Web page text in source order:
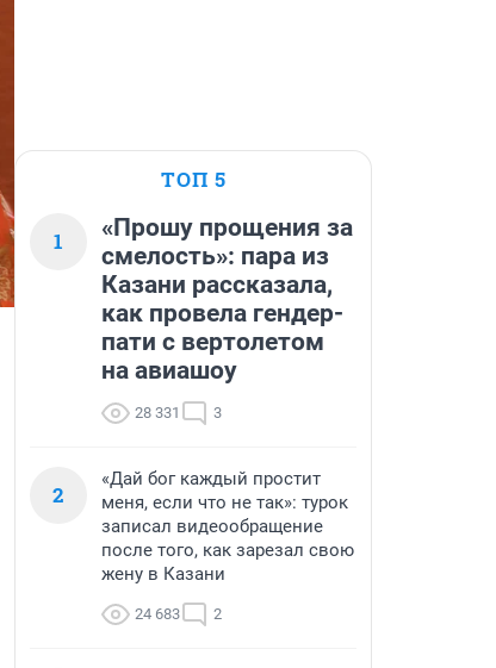
ТОП 5
1
«Прошу прощения за
смелость»: пара из
Казани рассказала,
как провела гендер-
пати с вертолетом
на авиашоу
28 331 3
2
«Дай бог каждый простит
меня, если что не так»: турок
записал видеообращение
после того, как зарезал свою
жену в Казани
24 683 2